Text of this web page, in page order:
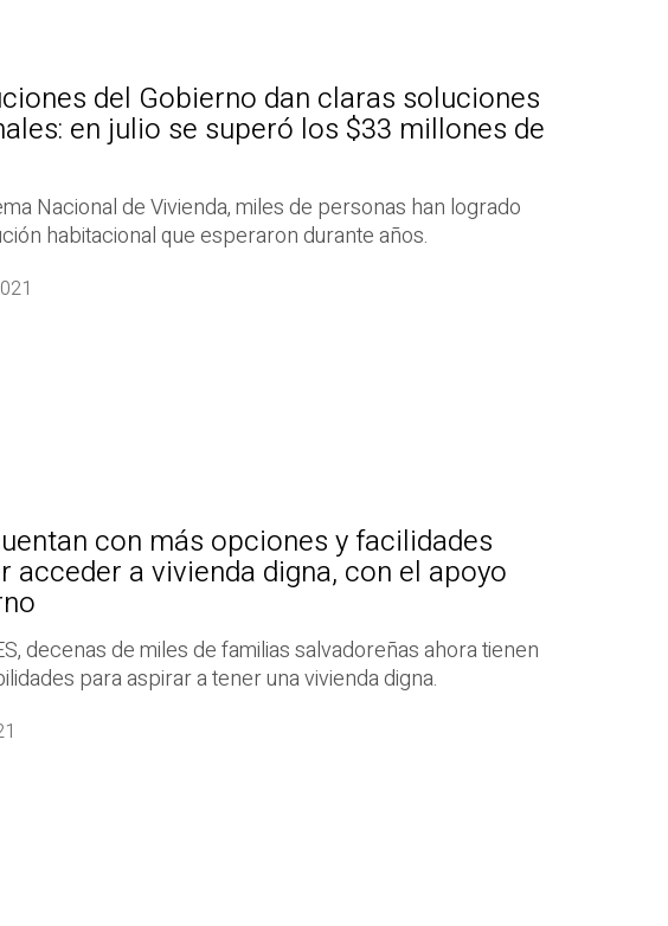
del Gobierno dan claras soluciones
en julio se superó los $33 millones de
Nacional de Vivienda, miles de personas han logrado
habitacional que esperaron durante años.
con más opciones y facilidades
acceder a vivienda digna, con el apoyo
decenas de miles de familias salvadoreñas ahora tienen
para aspirar a tener una vivienda digna.